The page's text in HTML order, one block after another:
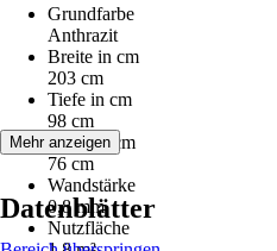
Grundfarbe
Anthrazit
Breite in cm
203 cm
Tiefe in cm
98 cm
Höhe in cm
76 cm
Wandstärke
0,8 mm
Nutzfläche
Mehr anzeigen
Datenblätter